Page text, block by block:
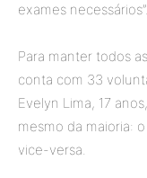
exames necessários”.
Para manter todos
conta com 33
Evelyn Lima, 17
mesmo da maioria:
vice-versa.